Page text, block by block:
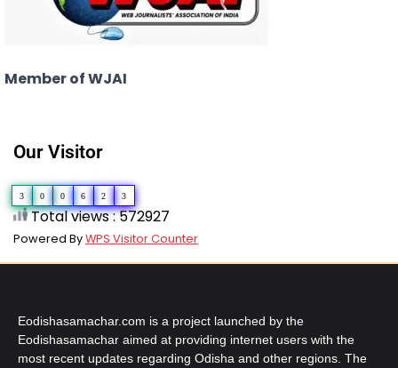
Member of WJAI
Our Visitor
3 0 0 6 2 3
Total views : 572927
Powered ByWPS Visitor Counter
Eodishasamachar.com is a project launched by the
Eodishasamachar aimed at providing internet users with the
most recent updates regarding Odisha and other regions. The